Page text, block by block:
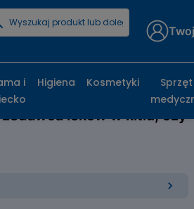
leków w kitlu, czy
i
Higiena Kosmetyki
Sprzęt